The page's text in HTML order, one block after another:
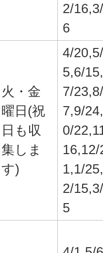
2/
6
火・金
曜日(祝
日も収
集しま
す)
4/
5,6/15,
7/
7,9/
0/
16,12/
1,1/25,
2/
5